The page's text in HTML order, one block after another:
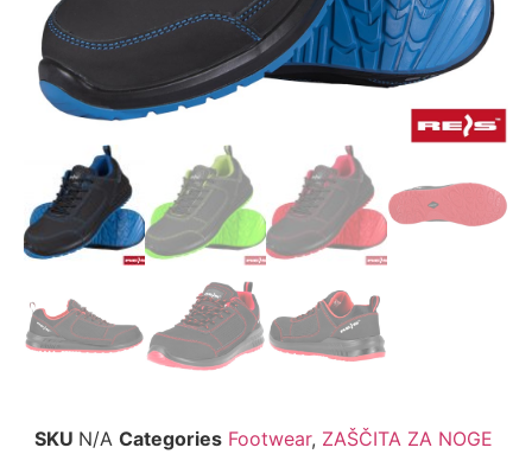
SKU N/A Categories Footwear, ZAŠČITA ZA NOGE